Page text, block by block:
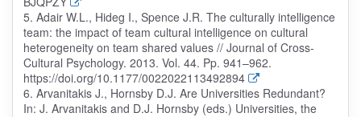
5. Adair W.L., Hideg I., Spence J.R. The culturally intelligence
team: the impact of team cultural intelligence on cultural
heterogeneity on team shared values // Journal of Cross-
Cultural Psychology. 2013. Vol. 44. Pp. 941–962.
https://doi.org/10.1177/0022022113492894
6. Arvanitakis J., Hornsby D.J. Are Universities Redundant?
In: J. Arvanitakis and D.J. Hornsby (eds.) Universities, the